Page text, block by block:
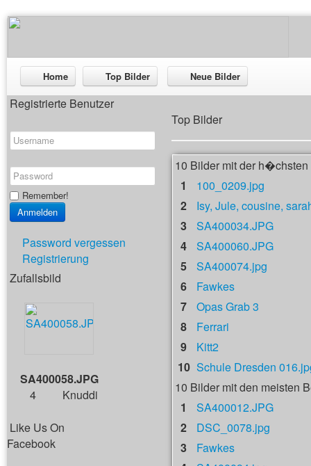
Home Top Bilder Neue Bilder
Registrierte Benutzer
Remember!
Password vergessen
Registrierung
Zufallsbild
SA400058.JPG
4
Knuddi
Like Us On
Facebook
Top Bilder
10 Bilder mit der
1
100_0209.jpg
2
Isy, Jule, cousine,
3
SA400034.JPG
4
SA400060.JPG
5
SA400074.jpg
6
Fawkes
7
Opas Grab 3
8
Ferrari
9
Kitt2
10 Schule Dresden
10 Bilder mit den meisten
1
SA400012.JPG
2
DSC_0078.jpg
3
Fawkes